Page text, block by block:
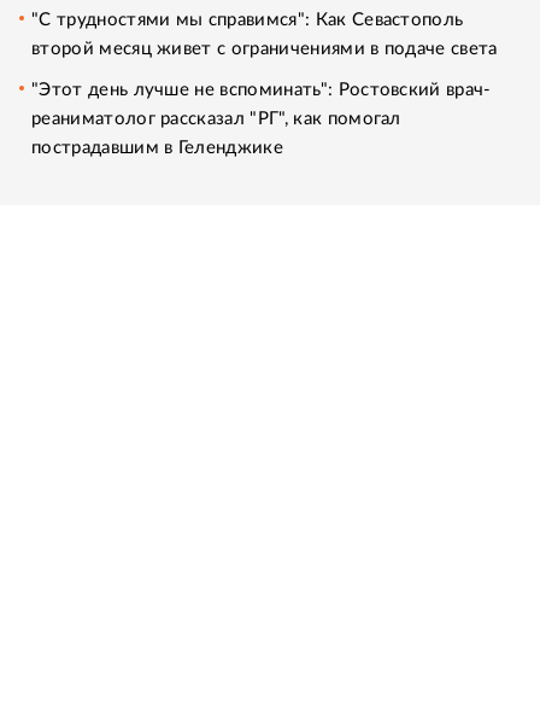
"С трудностями мы справимся": Как Севастополь
второй месяц живет с ограничениями в подаче света
"Этот день лучше не вспоминать": Ростовский врач-
реаниматолог рассказал "РГ", как помогал
пострадавшим в Геленджике